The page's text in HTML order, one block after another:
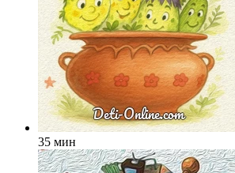
35 мин